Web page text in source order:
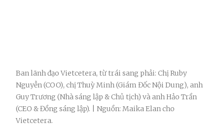
Ban lãnh đạo Vietcetera, từ trái sang phải: Chị Ruby
Nguyễn (COO), chị Thuỳ Minh (Giám Đốc Nội Dung), anh
Guy Trương (Nhà sáng lập & Chủ tịch) và anh Hảo Trần
(CEO & Đồng sáng lập). | Nguồn: Maika Elan cho
Vietcetera.